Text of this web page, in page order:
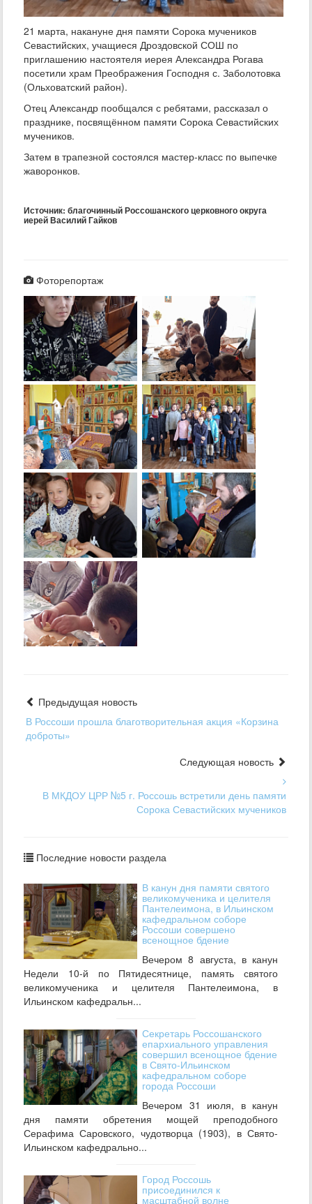
21 марта, накануне дня памяти Сорока мучеников
Севастийских, учащиеся Дроздовской СОШ по
приглашению настоятеля иерея Александра Рогава
посетили храм Преображения Господня с. Заболотовка
(Ольховатский район).
Отец Александр пообщался с ребятами, рассказал о
празднике, посвящённом памяти Сорока Севастийских
мучеников.
Затем в трапезной состоялся мастер-класс по выпечке
жаворонков.
Источник: благочинный Россошанского церковного округа
иерей Василий Гайков
Фоторепортаж
Предыдущая новость
В Россоши прошла благотворительная акция «Корзина
доброты»
Следующая новость
В МКДОУ ЦРР №5 г. Россошь встретили день памяти
Сорока Севастийских мучеников
Последние новости раздела
В канун дня памяти святого
великомученика и целителя
Пантелеимона, в Ильинском
кафедральном соборе
Россоши совершено
всенощное бдение
Вечером 8 августа, в канун
Недели 10-й по Пятидесятнице, память святого
великомученика и целителя Пантелеимона, в
Ильинском кафедральн...
Секретарь Россошанского
епархиального управления
совершил всенощное бдение
в Свято-Ильинском
кафедральном соборе
города Россоши
Вечером 31 июля, в канун
дня памяти обретения мощей преподобного
Серафима Саровского, чудотворца (1903), в Свято-
Ильинском кафедрально...
Город Россошь
присоединился к
масштабной волне